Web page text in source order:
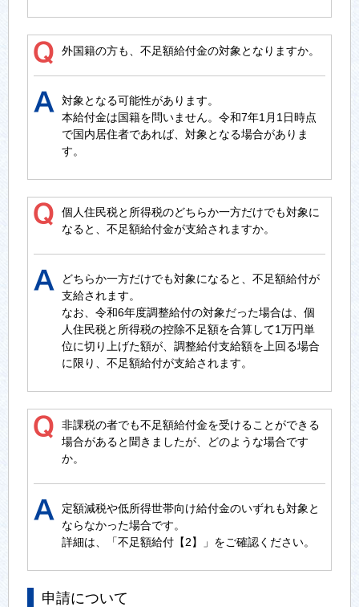
外国籍の方も、不足額給付金の対象となりますか。
対象となる可能性があります。
本給付金は国籍を問いません。令和7年1月1日時点
で国内居住者であれば、対象となる場合がありま
す。
個人住民税と所得税のどちらか一方だけでも対象に
なると、不足額給付金が支給されますか。
どちらか一方だけでも対象になると、不足額給付が
支給されます。
なお、令和6年度調整給付の対象だった場合は、個
人住民税と所得税の控除不足額を合算して1万円単
位に切り上げた額が、調整給付支給額を上回る場合
に限り、不足額給付が支給されます。
非課税の者でも不足額給付金を受けることができる
場合があると聞きましたが、どのような場合です
か。
定額減税や低所得世帯向け給付金のいずれも対象と
ならなかった場合です。
詳細は、「不足額給付【2】」をご確認ください。
申請について